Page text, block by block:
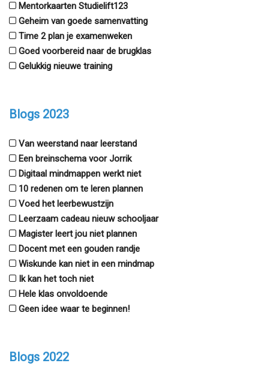
Mentorkaarten Studielift123
Geheim van goede samenvatting
Time 2 plan je examenweken
Goed voorbereid naar de brugklas
Gelukkig nieuwe training
Blogs 2023
Van weerstand naar leerstand
Een breinschema voor Jorrik
Digitaal mindmappen werkt niet
10 redenen om te leren plannen
Voed het leerbewustzijn
Leerzaam cadeau nieuw schooljaar
Magister leert jou niet plannen
Docent met een gouden randje
Wiskunde kan niet in een mindmap
Ik kan het toch niet
Hele klas onvoldoende
Geen idee waar te beginnen!
Blogs 2022